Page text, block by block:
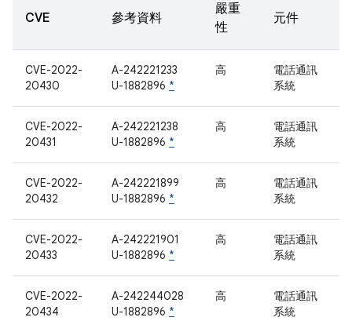
CVE 參考資料
嚴重
性
元件
CVE-2022-
20430
A-242221233
U-1882896 *
高
電話通訊
系統
CVE-2022-
20431
A-242221238
U-1882896 *
高
電話通訊
系統
CVE-2022-
20432
A-242221899
U-1882896 *
高
電話通訊
系統
CVE-2022-
20433
A-242221901
U-1882896 *
高
電話通訊
系統
CVE-2022-
20434
A-242244028
U-1882896 *
高
電話通訊
系統